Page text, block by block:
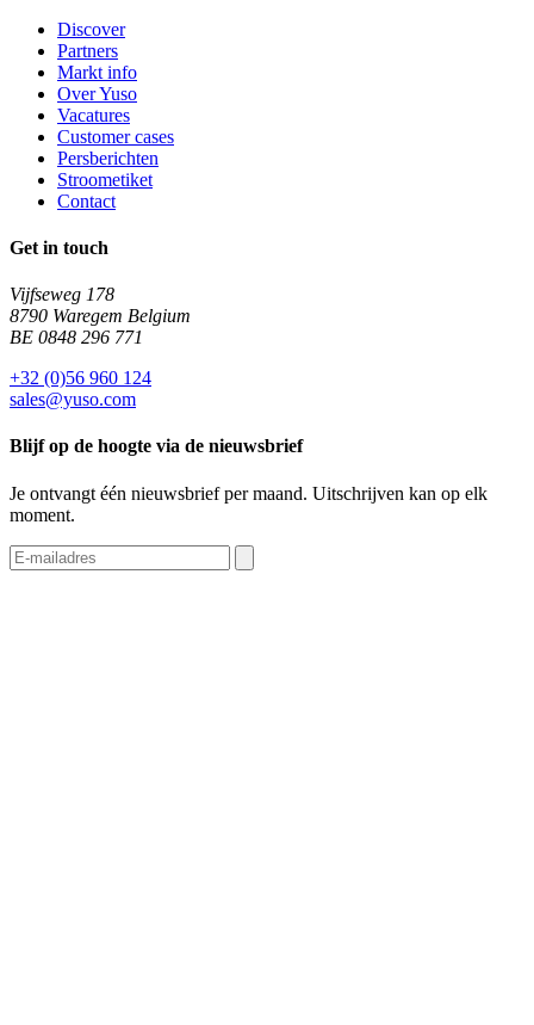
Discover
Partners
Markt info
Over Yuso
Vacatures
Customer cases
Persberichten
Stroometiket
Contact
Get in touch
Vijfseweg 178
8790 Waregem Belgium
BE 0848 296 771
+32 (0)56 960 124
sales@yuso.com
Blijf op de hoogte via de nieuwsbrief
Je ontvangt één nieuwsbrief per maand. Uitschrijven kan op elk
moment.